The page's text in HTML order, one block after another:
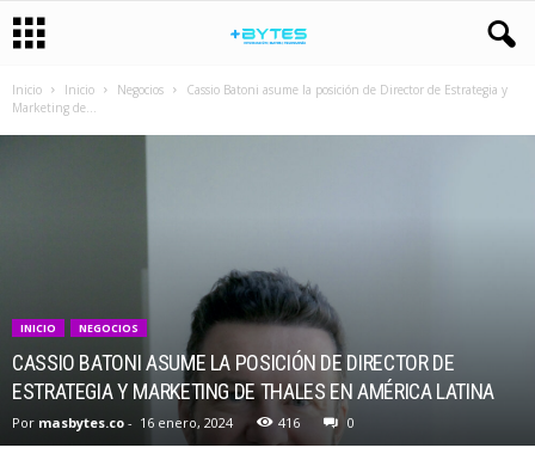
Inicio Inicio Negocios
Cassio Batoni asume la posición de Director de Estrategia y
Marketing de...
INICIO NEGOCIOS
CASSIO BATONI ASUME LA POSICIÓN DE DIRECTOR DE
ESTRATEGIA Y MARKETING DE THALES EN AMÉRICA LATINA
Por masbytes.co - 16 enero, 2024 416 0